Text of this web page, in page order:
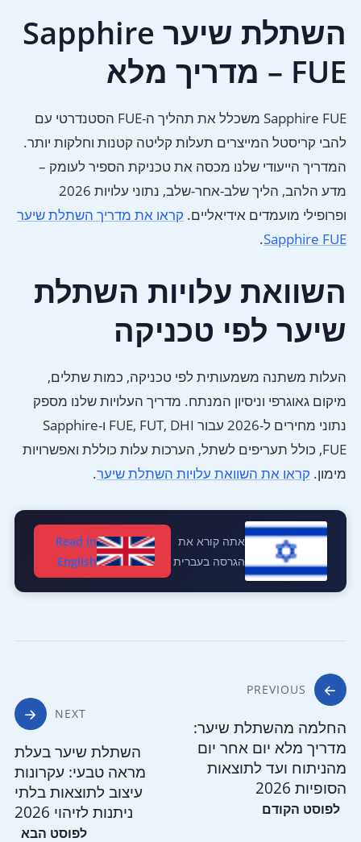
השתלת שיער Sapphire
FUE – מדריך מלא
Sapphire FUE משכלל את תהליך ה-FUE הסטנדרטי עם
להבי קריסטל המייצרים תעלות קליטה קטנות וחלקות יותר.
המדריך הייעודי שלנו מכסה את טכניקת הספיר לעומק –
מדע הלהב, הליך שלב-אחר-שלב, נתוני עלויות 2026
ופרופילי מועמדים אידיאליים. קראו את מדריך השתלת שיער
Sapphire FUE
.
השוואת עלויות השתלת
שיער לפי טכניקה
העלות משתנה משמעותית לפי טכניקה, כמות שתלים,
מיקום גאוגרפי וניסיון המנתח. מדריך העלויות שלנו מספק
נתוני מחירים ל-2026 עבור FUE, FUT, DHI ו-Sapphire
FUE, כולל תעריפים לשתל, הערכות עלות כוללת ואפשרויות
מימון. קראו את השוואת עלויות השתלת שיער.
אתה קורא את
הגרסה בעברית
Read in
English
ניווט
PREVIOUS
החלמה מהשתלת שיער:
מדריך מלא יום אחר יום
מהניתוח ועד לתוצאות
הסופיות 2026
NEXT
השתלת שיער בעלת
מראה טבעי: עקרונות
עיצוב לתוצאות בלתי
ניתנות לזיהוי 2026